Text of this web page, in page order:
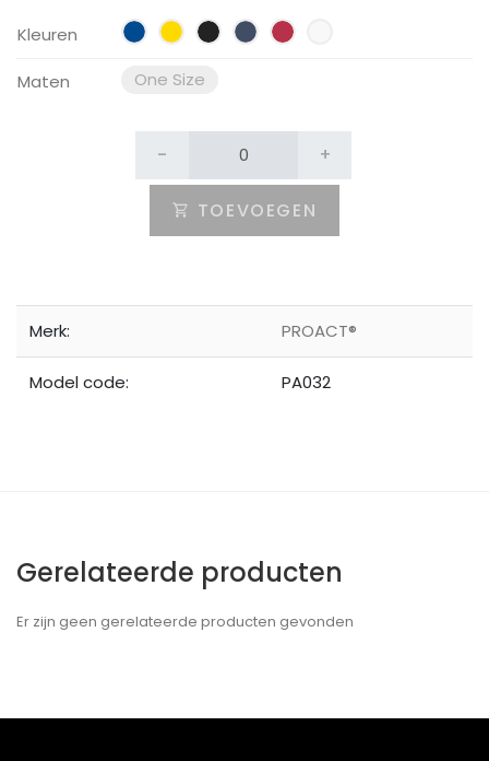
Kleuren
Maten One Size
- +
TOEVOEGEN
Merk: PROACT®
Model code: PA032
Gerelateerde producten
Er zijn geen gerelateerde producten gevonden